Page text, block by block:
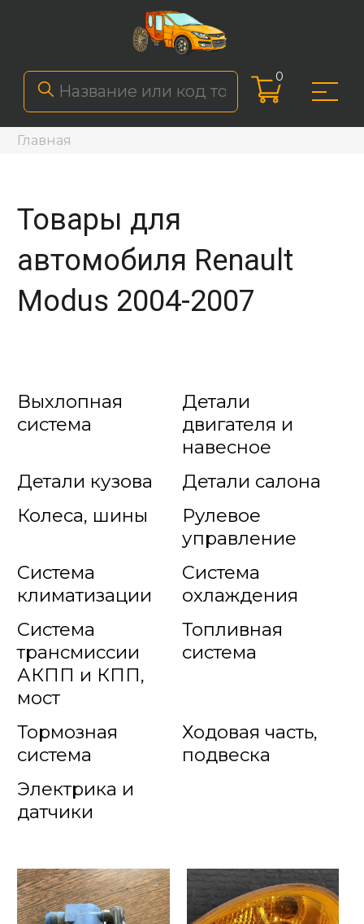
0
Главная
Товары для
автомобиля Renault
Modus 2004-2007
Выхлопная
система
Детали
двигателя и
навесное
Детали кузова
Детали салона
Колеса, шины
Рулевое
управление
Система
климатизации
Система
охлаждения
Система
трансмиссии
АКПП и КПП,
мост
Топливная
система
Тормозная
система
Ходовая часть,
подвеска
Электрика и
датчики